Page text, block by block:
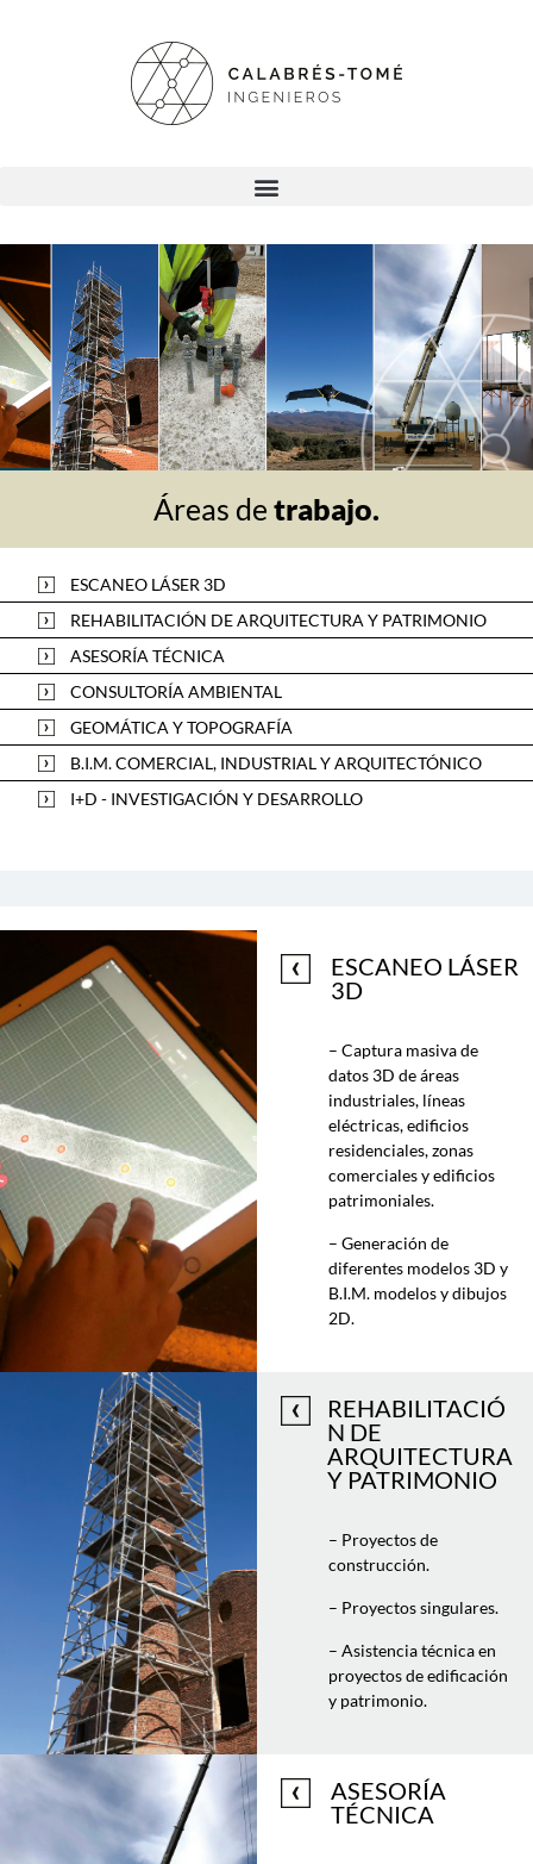
Áreas de trabajo.
ESCANEO LÁSER 3D
REHABILITACIÓN DE ARQUITECTURA Y PATRIMONIO
ASESORÍA TÉCNICA
CONSULTORÍA AMBIENTAL
GEOMÁTICA Y TOPOGRAFÍA
B.I.M. COMERCIAL, INDUSTRIAL Y ARQUITECTÓNICO
I+D - INVESTIGACIÓN Y DESARROLLO
ESCANEO LÁSER
3D
– Captura masiva de
datos 3D de áreas
industriales, líneas
eléctricas, edificios
residenciales, zonas
comerciales y edificios
patrimoniales.
– Generación de
diferentes modelos 3D y
B.I.M. modelos y dibujos
2D.
REHABILITACIÓ
N DE
ARQUITECTURA
Y PATRIMONIO
– Proyectos de
construcción.
– Proyectos singulares.
– Asistencia técnica en
proyectos de edificación
y patrimonio.
ASESORÍA
TÉCNICA